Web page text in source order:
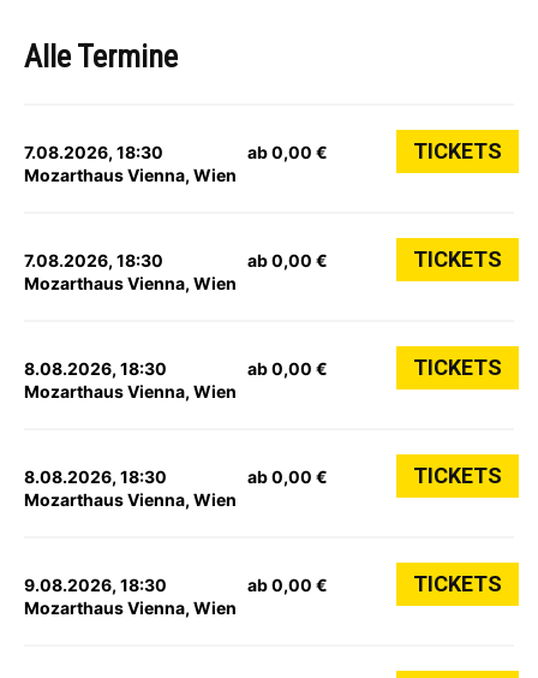
Alle Termine
7.08.2026, 18:30
Mozarthaus Vienna, Wien
ab 0,00 € TICKETS
7.08.2026, 18:30
Mozarthaus Vienna, Wien
ab 0,00 € TICKETS
8.08.2026, 18:30
Mozarthaus Vienna, Wien
ab 0,00 € TICKETS
8.08.2026, 18:30
Mozarthaus Vienna, Wien
ab 0,00 € TICKETS
9.08.2026, 18:30
Mozarthaus Vienna, Wien
ab 0,00 € TICKETS